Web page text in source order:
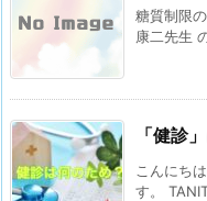
糖質制限
康二先生
「健診
こんにち
す。